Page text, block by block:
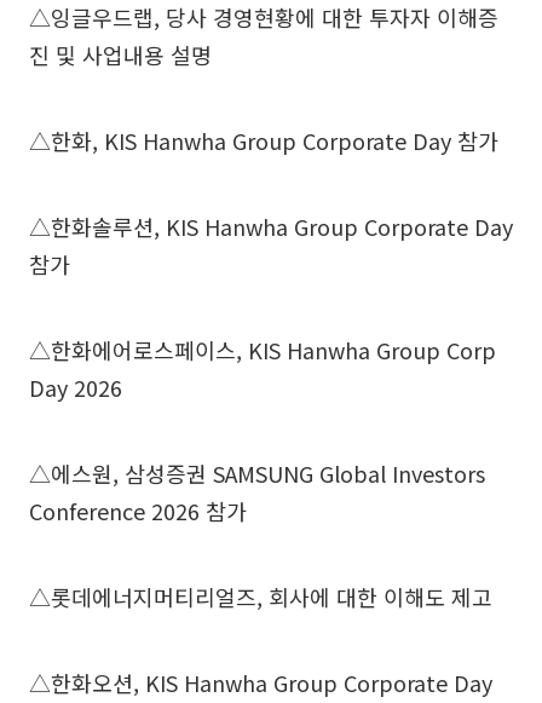
△잉글우드랩, 당사 경영현황에 대한 투자자 이해증
진 및 사업내용 설명
△한화, KIS Hanwha Group Corporate Day 참가
△한화솔루션, KIS Hanwha Group Corporate Day
참가
△한화에어로스페이스, KIS Hanwha Group Corp
Day 2026
△에스원, 삼성증권 SAMSUNG Global Investors
Conference 2026 참가
△롯데에너지머티리얼즈, 회사에 대한 이해도 제고
△한화오션, KIS Hanwha Group Corporate Day